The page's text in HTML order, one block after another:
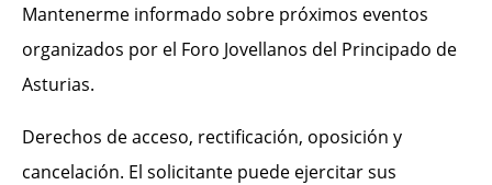
Mantenerme informado sobre próximos eventos
organizados por el Foro Jovellanos del Principado de
Asturias.
Derechos de acceso, rectificación, oposición y
cancelación. El solicitante puede ejercitar sus